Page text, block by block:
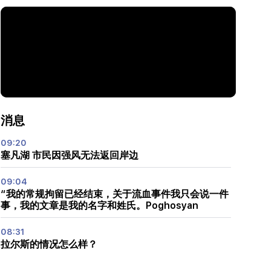
消息
09:20
塞凡湖 市民因强风无法返回岸边
09:04
“我的常规拘留已经结束，关于流血事件我只会说一件
事，我的文章是我的名字和姓氏。Poghosyan
08:31
拉尔斯的情况怎么样？